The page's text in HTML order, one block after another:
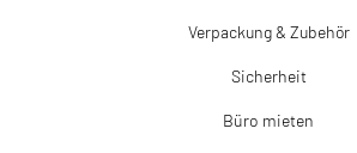
Verpackung & Zubehör
Sicherheit
Büro mieten